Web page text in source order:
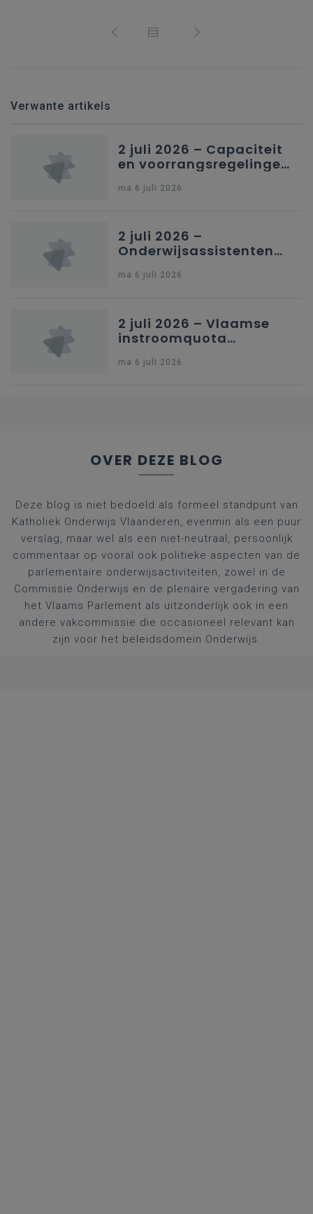
Verwante artikels
2 juli 2026 – Capaciteit
en voorrangsregelingen
secundair onderwijs in
ma 6 juli 2026
2 juli 2026 –
Onderwijsassistenten
kleuteronderwijs
ma 6 juli 2026
2 juli 2026 – Vlaamse
instroomquota
federale RIZIV-
ma 6 juli 2026
OVER DEZE BLOG
Deze blog is niet bedoeld als formeel standpunt van
Katholiek Onderwijs Vlaanderen, evenmin als een puur
verslag, maar wel als een niet-neutraal, persoonlijk
commentaar op vooral ook politieke aspecten van de
parlementaire onderwijsactiviteiten, zowel in de
Commissie Onderwijs en de plenaire vergadering van
het Vlaams Parlement als uitzonderlijk ook in een
andere vakcommissie die occasioneel relevant kan
zijn voor het beleidsdomein Onderwijs.